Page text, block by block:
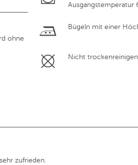
ohne
Ausgangstemperatur
Bügeln mit einer
Nicht trockenreinigen
zufrieden.